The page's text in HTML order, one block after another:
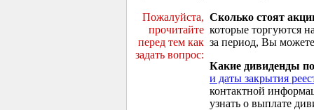
Пожалуйста,
прочитайте
перед тем как
задать вопрос:
Сколько стоят
которые торгуются
за период, Вы
Какие дивиденды
и даты закрытия
контактной
узнать о выплате